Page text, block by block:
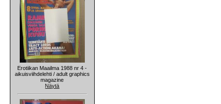
Erotiikan Maailma 1988 nr 4 -
aikuisviihdelehti / adult graphics
magazine
Näytä